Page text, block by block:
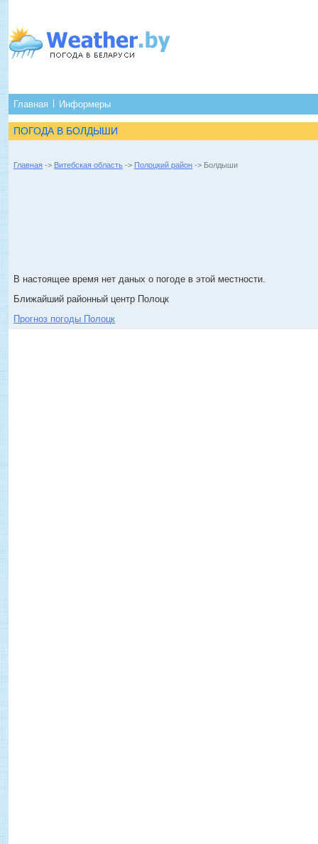
Главная Информеры
ПОГОДА В БОЛДЫШИ
Главная -> Витебская область -> Полоцкий район -> Болдыши
В настоящее время нет даных о погоде в этой местности.
Ближайший районный центр Полоцк
Прогноз погоды Полоцк